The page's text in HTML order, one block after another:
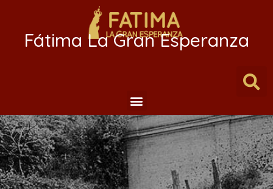
Fátima La Gran Esperanza